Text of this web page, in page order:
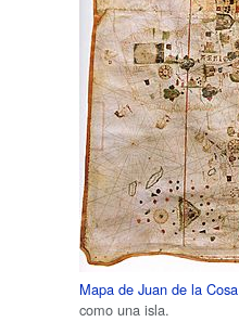
Mapa de Juan de la Cosa
como una isla.